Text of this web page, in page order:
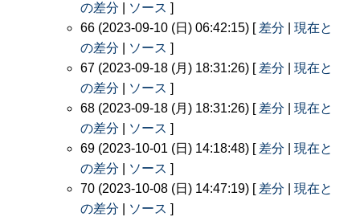
の差分
ソース ]
66 (2023-09-10 (日) 06:42:15) [ 差分
現在と
の差分
ソース ]
67 (2023-09-18 (月) 18:31:26) [ 差分
現在と
の差分
ソース ]
68 (2023-09-18 (月) 18:31:26) [ 差分
現在と
の差分
ソース ]
69 (2023-10-01 (日) 14:18:48) [ 差分
現在と
の差分
ソース ]
70 (2023-10-08 (日) 14:47:19) [ 差分
現在と
の差分
ソース ]